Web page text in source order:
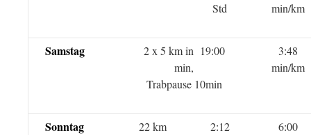
Std
min/km
Samstag
2 x 5 km in 19:00
min,
Trabpause 10min
3:48
min/km
Sonntag 22 km
2:12
6:00